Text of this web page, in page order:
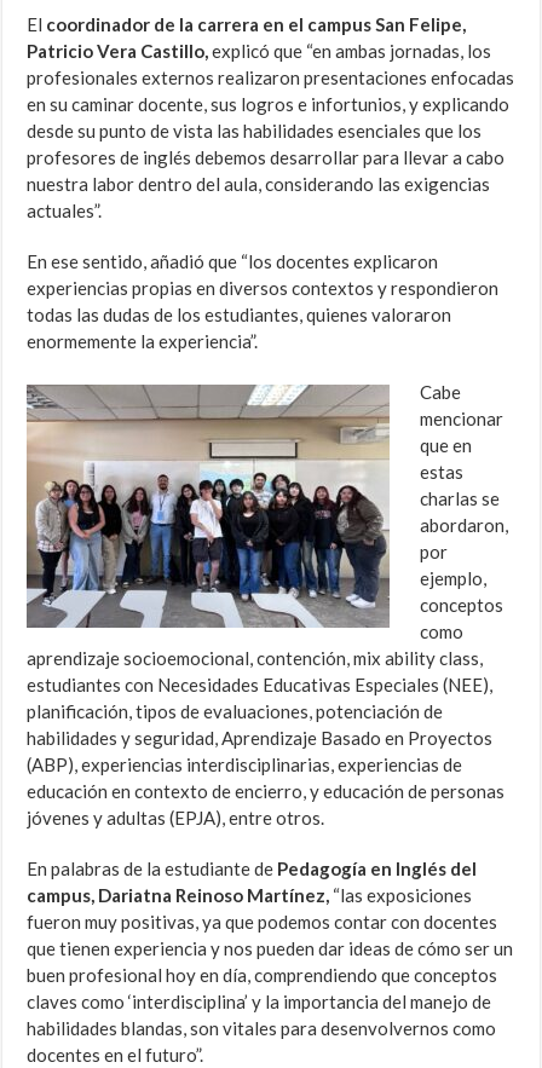
El coordinador de la carrera en el campus San Felipe,
Patricio Vera Castillo,explicó que “en ambas jornadas, los
profesionales externos realizaron presentaciones enfocadas
en su caminar docente, sus logros e infortunios, y explicando
desde su punto de vista las habilidades esenciales que los
profesores de inglés debemos desarrollar para llevar a cabo
nuestra labor dentro del aula, considerando las exigencias
actuales”.
En ese sentido, añadió que “los docentes explicaron
experiencias propias en diversos contextos y respondieron
todas las dudas de los estudiantes, quienes valoraron
enormemente la experiencia”.
Cabe
mencionar
que en
estas
charlas se
abordaron,
por
ejemplo,
conceptos
como
aprendizaje socioemocional, contención, mix ability class,
estudiantes con Necesidades Educativas Especiales (NEE),
planificación, tipos de evaluaciones, potenciación de
habilidades y seguridad, Aprendizaje Basado en Proyectos
(ABP), experiencias interdisciplinarias, experiencias de
educación en contexto de encierro, y educación de personas
jóvenes y adultas (EPJA), entre otros.
En palabras de la estudiante de Pedagogía en Inglés del
campus, Dariatna Reinoso Martínez, “las exposiciones
fueron muy positivas, ya que podemos contar con docentes
que tienen experiencia y nos pueden dar ideas de cómo ser un
buen profesional hoy en día, comprendiendo que conceptos
claves como ‘interdisciplina’ y la importancia del manejo de
habilidades blandas, son vitales para desenvolvernos como
docentes en el futuro”.